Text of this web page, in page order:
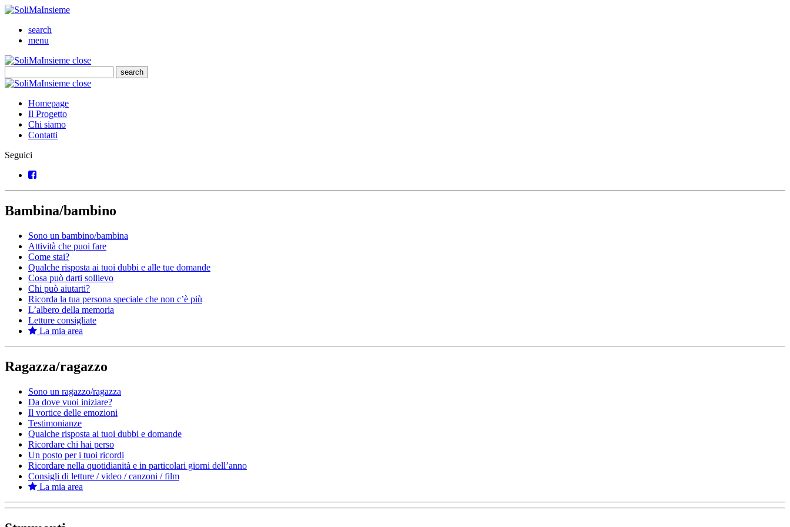
SoliMaInsieme
search
menu
SoliMaInsieme
closeClose
search
Cerca
SoliMaInsieme
closeClose
Homepage
Il Progetto
Chi siamo
Contatti
Seguici
Facebook
Bambina/bambino
Sono un bambino/bambina
Attività che puoi fare
Come stai?
Qualche risposta ai tuoi dubbi e alle tue domande
Cosa può darti sollievo
Chi può aiutarti?
Ricorda la tua persona speciale che non c’è più
L’albero della memoria
Letture consigliate
La mia area
Ragazza/ragazzo
Sono un ragazzo/ragazza
Da dove vuoi iniziare?
Il vortice delle emozioni
Testimonianze
Qualche risposta ai tuoi dubbi e domande
Ricordare chi hai perso
Un posto per i tuoi ricordi
Ricordare nella quotidianità e in particolari giorni dell’anno
Consigli di letture / video / canzoni / film
La mia area